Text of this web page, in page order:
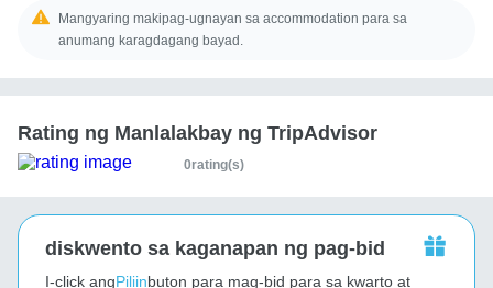
Mangyaring makipag-ugnayan sa accommodation para sa
anumang karagdagang bayad.
Rating ng Manlalakbay ng TripAdvisor
0rating(s)
diskwento sa kaganapan ng pag-bid
I-click angPiliinbuton para mag-bid para sa kwarto at